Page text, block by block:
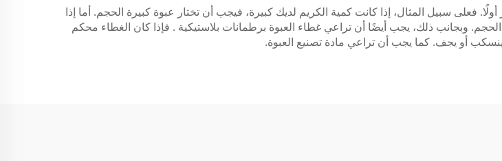
فعلى سبيل المثال، إذا كانت كمية الكريم لديك كبيرة، فيجب أن تختار عبوة كبيرة الحجم. أما إذا
وبجانب ذلك، يجب أيضًا أن تراعي غطاء العبوة برطمانات بلاستيكية . فإذا كان الغطاء محكم
ينسكب أو يجف. كما يجب أن تراعي مادة تصنيع العبوة.